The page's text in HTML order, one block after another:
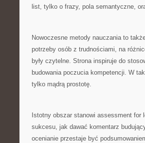
list, tylko o frazy, pola semantyczne,
Nowoczesne metody nauczania to
potrzeby osób z trudnościami, na
były czytelne. Strona inspiruje do
budowania poczucia kompetencji. W
tylko mądrą prostotę.
Istotny obszar stanowi assessment
sukcesu, jak dawać komentarz
ocenianie przestaje być